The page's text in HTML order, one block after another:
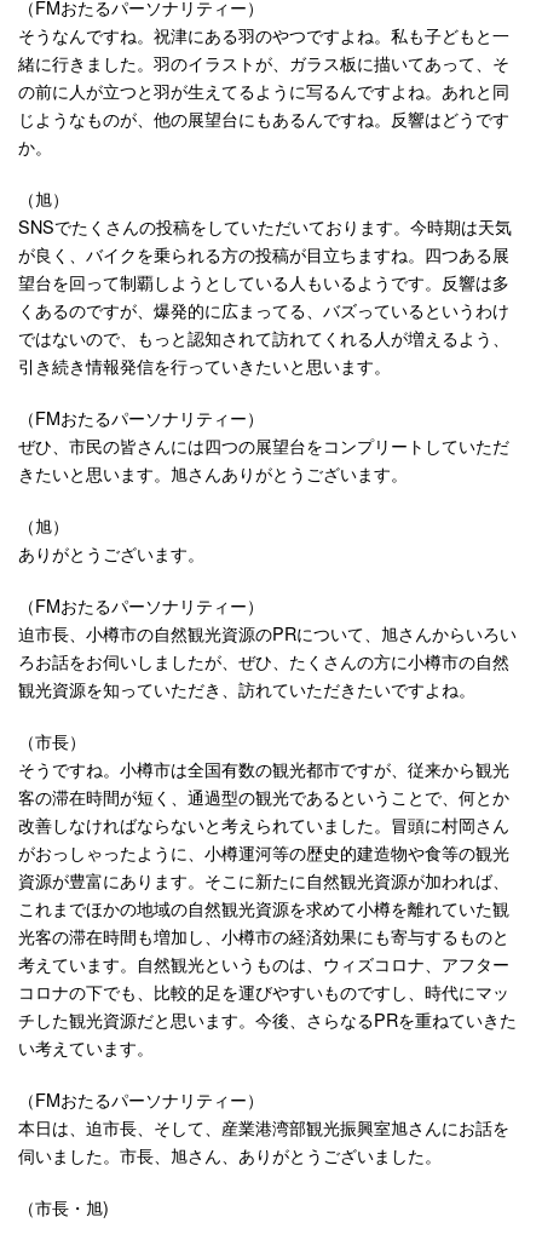
（FMおたるパーソナリティー）
そうなんですね。祝津にある羽のやつですよね。私も子どもと一
緒に行きました。羽のイラストが、ガラス板に描いてあって、そ
の前に人が立つと羽が生えてるように写るんですよね。あれと同
じようなものが、他の展望台にもあるんですね。反響はどうです
か。
（旭）
SNSでたくさんの投稿をしていただいております。今時期は天気
が良く、バイクを乗られる方の投稿が目立ちますね。四つある展
望台を回って制覇しようとしている人もいるようです。反響は多
くあるのですが、爆発的に広まってる、バズっているというわけ
ではないので、もっと認知されて訪れてくれる人が増えるよう、
引き続き情報発信を行っていきたいと思います。
（FMおたるパーソナリティー）
ぜひ、市民の皆さんには四つの展望台をコンプリートしていただ
きたいと思います。旭さんありがとうございます。
（旭）
ありがとうございます。
（FMおたるパーソナリティー）
迫市長、小樽市の自然観光資源のPRについて、旭さんからいろい
ろお話をお伺いしましたが、ぜひ、たくさんの方に小樽市の自然
観光資源を知っていただき、訪れていただきたいですよね。
（市長）
そうですね。小樽市は全国有数の観光都市ですが、従来から観光
客の滞在時間が短く、通過型の観光であるということで、何とか
改善しなければならないと考えられていました。冒頭に村岡さん
がおっしゃったように、小樽運河等の歴史的建造物や食等の観光
資源が豊富にあります。そこに新たに自然観光資源が加われば、
これまでほかの地域の自然観光資源を求めて小樽を離れていた観
光客の滞在時間も増加し、小樽市の経済効果にも寄与するものと
考えています。自然観光というものは、ウィズコロナ、アフター
コロナの下でも、比較的足を運びやすいものですし、時代にマッ
チした観光資源だと思います。今後、さらなるPRを重ねていきた
い考えています。
（FMおたるパーソナリティー）
本日は、迫市長、そして、産業港湾部観光振興室旭さんにお話を
伺いました。市長、旭さん、ありがとうございました。
（市長・旭)